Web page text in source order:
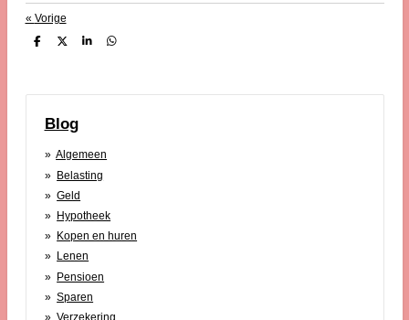
« Vorige
D
D
S
D
Blog
Algemeen
Belasting
Geld
Hypotheek
Kopen en huren
Lenen
Pensioen
Sparen
Verzekering